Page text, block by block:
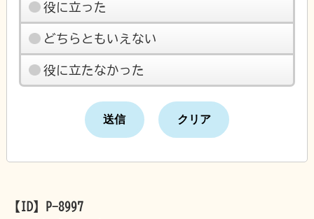
役に立った
どちらともいえない
役に立たなかった
【ID】
P-8997